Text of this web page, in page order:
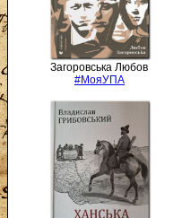
Загоровська Любов
#МояУПА